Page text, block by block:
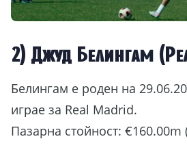
2) Джуд Белингам
Белингам е роден на
играе за Real Madrid.
Пазарна стойност: €160.00m